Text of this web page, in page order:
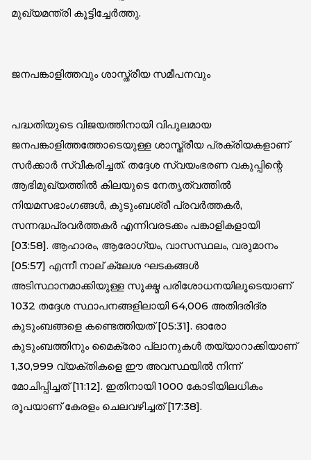
മുഖ്യമന്ത്രി കൂട്ടിച്ചേർത്തു.
ജനപങ്കാളിത്തവും ശാസ്ത്രീയ സമീപനവും
പദ്ധതിയുടെ വിജയത്തിനായി വിപുലമായ
ജനപങ്കാളിത്തത്തോടെയുള്ള ശാസ്ത്രീയ പ്രക്രിയകളാണ്
സർക്കാർ സ്വീകരിച്ചത്. തദ്ദേശ സ്വയംഭരണ വകുപ്പിന്റെ
ആഭിമുഖ്യത്തിൽ കിലയുടെ നേതൃത്വത്തിൽ
നിയമസഭാംഗങ്ങൾ, കുടുംബശ്രീ പ്രവർത്തകർ,
സന്നദ്ധപ്രവർത്തകർ എന്നിവരടക്കം പങ്കാളികളായി
[03:58]. ആഹാരം, ആരോഗ്യം, വാസസ്ഥലം, വരുമാനം
[05:57] എന്നീ നാല് ക്ലേശ ഘടകങ്ങൾ
അടിസ്ഥാനമാക്കിയുള്ള സൂക്ഷ്മ പരിശോധനയിലൂടെയാണ്
1032 തദ്ദേശ സ്ഥാപനങ്ങളിലായി 64,006 അതിദരിദ്ര
കുടുംബങ്ങളെ കണ്ടെത്തിയത് [05:31]. ഓരോ
കുടുംബത്തിനും മൈക്രോ പ്ലാനുകൾ തയ്യാറാക്കിയാണ്
1,30,999 വ്യക്തികളെ ഈ അവസ്ഥയിൽ നിന്ന്
മോചിപ്പിച്ചത് [11:12]. ഇതിനായി 1000 കോടിയിലധികം
രൂപയാണ് കേരളം ചെലവഴിച്ചത് [17:38].